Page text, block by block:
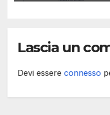
Lascia un
Devi essere connesso